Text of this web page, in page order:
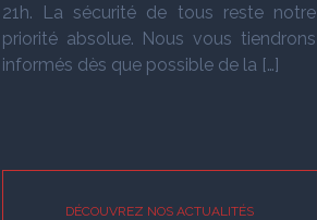
21h. La sécurité de tous reste notre
priorité absolue. Nous vous tiendrons
informés dès que possible de la […]
DÉCOUVREZ NOS ACTUALITÉS